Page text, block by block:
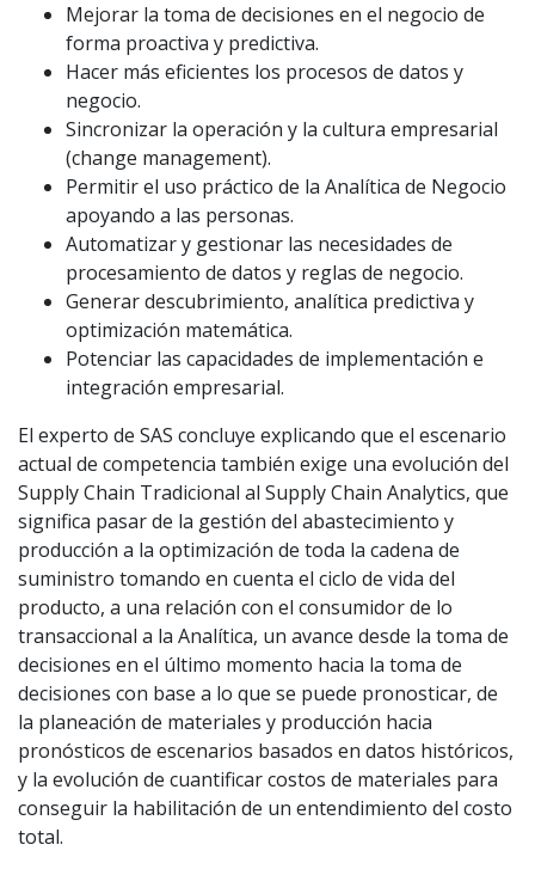
Mejorar la toma de decisiones en el negocio de
forma proactiva y predictiva.
Hacer más eficientes los procesos de datos y
negocio.
Sincronizar la operación y la cultura empresarial
(change management).
Permitir el uso práctico de la Analítica de Negocio
apoyando a las personas.
Automatizar y gestionar las necesidades de
procesamiento de datos y reglas de negocio.
Generar descubrimiento, analítica predictiva y
optimización matemática.
Potenciar las capacidades de implementación e
integración empresarial.
El experto de SAS concluye explicando que el escenario
actual de competencia también exige una evolución del
Supply Chain Tradicional al Supply Chain Analytics, que
significa pasar de la gestión del abastecimiento y
producción a la optimización de toda la cadena de
suministro tomando en cuenta el ciclo de vida del
producto, a una relación con el consumidor de lo
transaccional a la Analítica, un avance desde la toma de
decisiones en el último momento hacia la toma de
decisiones con base a lo que se puede pronosticar, de
la planeación de materiales y producción hacia
pronósticos de escenarios basados en datos históricos,
y la evolución de cuantificar costos de materiales para
conseguir la habilitación de un entendimiento del costo
total.